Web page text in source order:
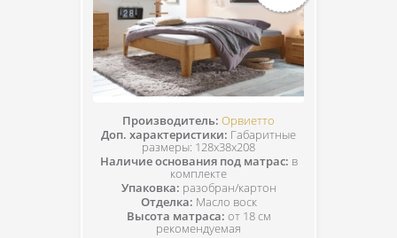
Производитель: Орвиетто
Доп. характеристики: Габаритные
размеры: 128x38x208
Наличие основания под матрас: в
комплекте
Упаковка: разобран/картон
Отделка: Масло воск
Высота матраса: от 18 см
рекомендуемая